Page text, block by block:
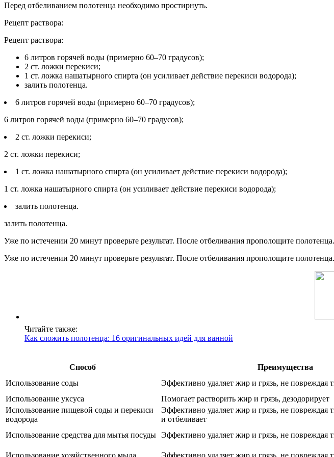
Перед отбеливанием полотенца необходимо простирнуть.
Рецепт раствора:
Рецепт раствора:
6 литров горячей воды (примерно 60–70 градусов);
2 ст. ложки перекиси;
1 ст. ложка нашатырного спирта (он усиливает действие перекиси водорода);
залить полотенца.
6 литров горячей воды (примерно 60–70 градусов);
6 литров горячей воды (примерно 60–70 градусов);
2 ст. ложки перекиси;
2 ст. ложки перекиси;
1 ст. ложка нашатырного спирта (он усиливает действие перекиси водорода);
1 ст. ложка нашатырного спирта (он усиливает действие перекиси водорода);
залить полотенца.
залить полотенца.
Уже по истечении 20 минут проверьте результат. После отбеливания прополощите
Уже по истечении 20 минут проверьте результат. После отбеливания прополощите
Читайте также:
Как сложить полотенца: 16 оригинальных идей для ванной
Способ Преимущества
Использование соды
Эффективно удаляет жир и грязь, не повреждая
Использование уксуса
Помогает растворить жир и грязь, дезодорирует
Использование пищевой соды и перекиси
водорода
Эффективно удаляет жир и грязь, не повреждая
и отбеливает
Использование средства для мытья посуды Эффективно удаляет жир и грязь, не повреждая
Использование хозяйственного мыла
Эффективно удаляет жир и грязь, не повреждая